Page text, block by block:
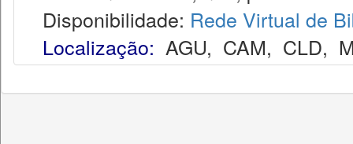
Disponibilidade: Rede Virtual de
Localização: AGU, CAM, CLD,